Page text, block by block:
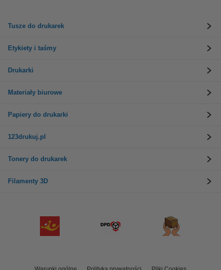
Tusze do drukarek
Etykiety i taśmy
Drukarki
Materiały biurowe
Papiery do drukarki
123drukuj.pl
Tonery do drukarek
Filamenty 3D